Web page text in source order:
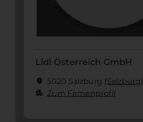
Lidl Österreich GmbH
location_on 5020 Salzburg (Salzburg)
apartment Zum Firmenprofil